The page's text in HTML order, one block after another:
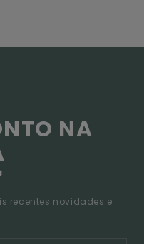
NA
recentes novidades e